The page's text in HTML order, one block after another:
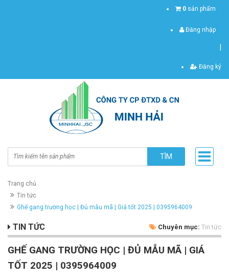
0 sản phẩm
Đăng nhập
Đăng ký
TÌM
Trang chủ
Tin tức
Ghế gang trường học | Đủ mẫu mã | Giá tốt 2025 | 0395964009
TIN TỨC Chuyên mục: Tin tức
GHẾ GANG TRƯỜNG HỌC | ĐỦ MẪU MÃ | GIÁ
TỐT 2025 | 0395964009